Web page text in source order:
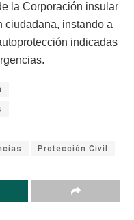
la Corporación insular
ciudadana, instando a
indicadas
Protección Civil